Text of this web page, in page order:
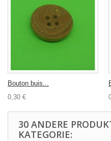
Bouton buis...
0,30 €
30 ANDERE
KATEGORIE: